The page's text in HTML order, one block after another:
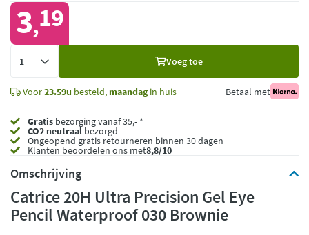
3,19
Voeg toe
Voor23.59u besteld, maandagin huis Betaal met
Gratis bezorging vanaf 35,- *
CO2 neutraalbezorgd
Ongeopend gratis retourneren binnen 30 dagen
Klanten beoordelen ons met8,8/10
Omschrijving
Catrice 20H Ultra Precision Gel Eye
Pencil Waterproof 030 Brownie